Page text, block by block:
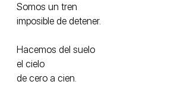
Somos un tren
imposible de detener.
Hacemos del suelo
el cielo
de cero a cien.